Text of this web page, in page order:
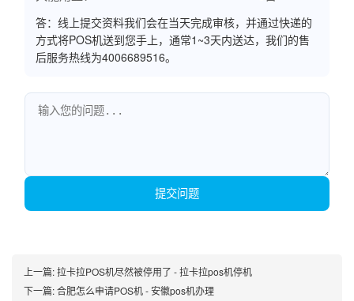
答：线上提交资料我们会在当天完成审核，并通过快递的
方式将POS机送到您手上，通常1~3天内送达，我们的售
后服务热线为4006689516。
提交问题
上一篇:拉卡拉POS机尽然被停用了 - 拉卡拉pos机停机
下一篇:合肥怎么申请POS机 - 安徽pos机办理